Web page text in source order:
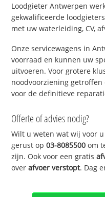
Loodgieter Antwerpen
gekwalificeerde
met uw waterleiding, CV,
Onze servicewagens in
voorraad en kunnen uw
uitvoeren. Voor grotere
noodvoorziening
voor de definitieve
Offerte of advies nodig?
Wilt u weten wat wij voor
gerust op03-8085500 om
zijn. Ook voor een gratis
overafvoer verstopt. Dag